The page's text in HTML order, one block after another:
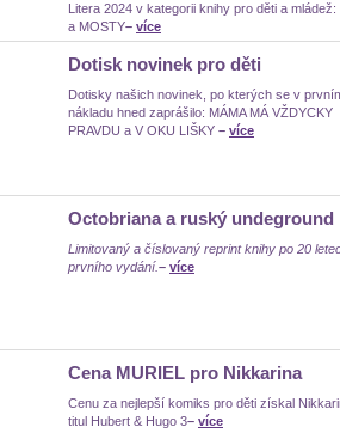
Litera 2024 v kategorii knihy pro děti a mládež:
a MOSTY– více
Dotisk novinek pro děti
Dotisky našich novinek, po kterých se v
nákladu hned zaprášilo: MÁMA MÁ VŽDYCKY
PRAVDU a V OKU LIŠKY – více
Octobriana a ruský undeground
Limitovaný a číslovaný reprint knihy po 20
prvního vydání.– více
Cena MURIEL pro Nikkarina
Cenu za nejlepší komiks pro děti získal
titul Hubert & Hugo 3– více